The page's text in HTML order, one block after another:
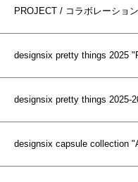
PROJECT / コラボレーション
designsix pretty things 2025
designsix pretty things 2025-
designsix capsule collection